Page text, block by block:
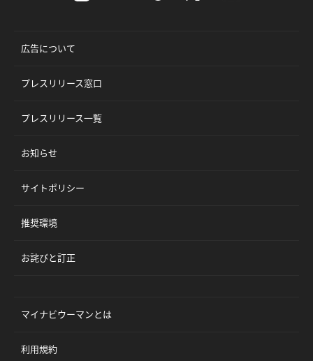
広告について
プレスリリース窓口
プレスリリース一覧
お知らせ
サイトポリシー
推奨環境
お詫びと訂正
マイナビウーマンとは
利用規約